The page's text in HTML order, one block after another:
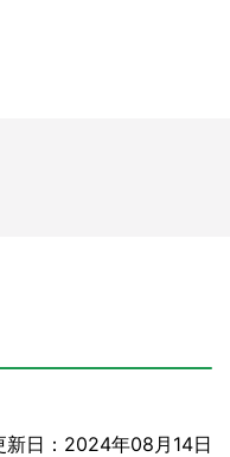
新日：2024年08月14日